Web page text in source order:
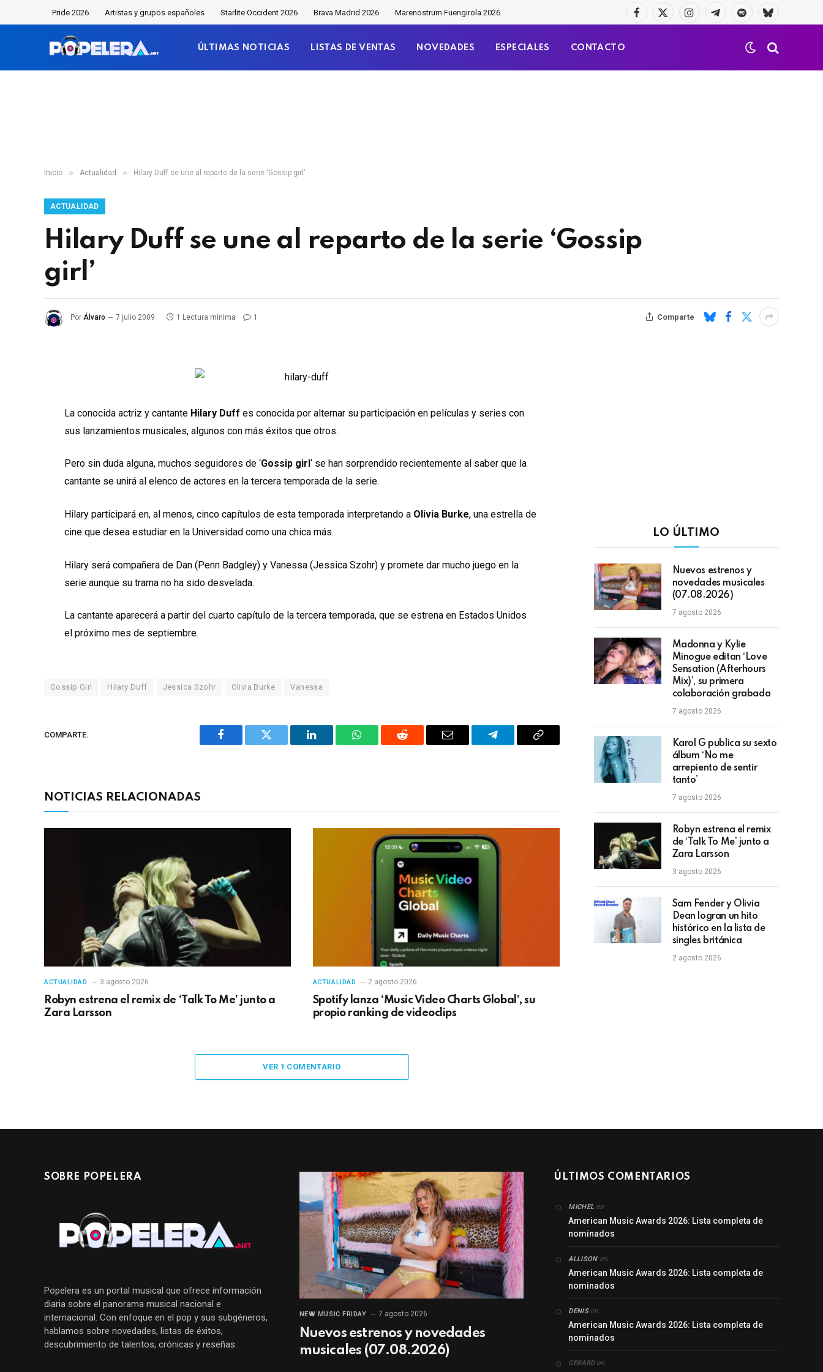
Pride 2026 Artistas y grupos españoles Starlite Occident 2026 Brava Madrid 2026 Marenostrum Fuengirola 2026
Facebook
X
InstagramTelegramaSpotifyBluesky
ÚLTIMAS NOTICIAS LISTAS DE VENTAS NOVEDADES ESPECIALES CONTACTO
Inicio » Actualidad » Hilary Duff se une al reparto de la serie ‘Gossip girl’
ACTUALIDAD
Hilary Duff se une al reparto de la serie ‘Gossip
girl’
Por Álvaro 7 julio 2009 1 Lectura mínima 1 Comparte
La conocida actriz y cantante Hilary Duffes conocida por alternar su participación en películas y series con
sus lanzamientos musicales, algunos con más éxitos que otros.
Pero sin duda alguna, muchos seguidores de ‘Gossip girl‘ se han sorprendido recientemente al saber que la
cantante se unirá al elenco de actores en la tercera temporada de la serie.
Hilary participará en, al menos, cinco capítulos de esta temporada interpretando a Olivia Burke, una estrella de
cine que desea estudiar en la Universidad como una chica más.
Hilary será compañera de Dan (Penn Badgley) y Vanessa (Jessica Szohr) y promete dar mucho juego en la
serie aunque su trama no ha sido desvelada.
La cantante aparecerá a partir del cuarto capítulo de la tercera temporada, que se estrena en Estados Unidos
el próximo mes de septiembre.
Gossip Girl Hilary Duff Jessica Szohr Olivia Burke Vanessa
COMPARTE.
Facebook Twitter LinkedIn WhatsAppReddit
Correo
TelegramaCopiar
NOTICIAS RELACIONADAS
ACTUALIDAD 3 agosto 2026
Robyn estrena el remix de ‘Talk To Me’ junto a
Zara Larsson
ACTUALIDAD 2 agosto 2026
Spotify lanza ‘Music Video Charts Global’, su
propio ranking de videoclips
VER 1 COMENTARIO
LO ÚLTIMO
Nuevos estrenos y
novedades musicales
(07.08.2026)
7 agosto 2026
Madonna y Kylie
Minogue editan ‘Love
Sensation (Afterhours
Mix)’, su primera
colaboración grabada
7 agosto 2026
Karol G publica su sexto
álbum ‘No me
arrepiento de sentir
tanto’
7 agosto 2026
Robyn estrena el remix
de ‘Talk To Me’ junto a
Zara Larsson
3 agosto 2026
Sam Fender y Olivia
Dean logran un hito
histórico en la lista de
singles británica
2 agosto 2026
SOBRE POPELERA
Popelera es un portal musical que ofrece información
diaria sobre el panorama musical nacional e
internacional. Con enfoque en el pop y sus subgéneros,
hablamos sobre novedades, listas de éxitos,
descubrimiento de talentos, crónicas y reseñas.
NEW MUSIC FRIDAY 7 agosto 2026
Nuevos estrenos y novedades
musicales (07.08.2026)
ÚLTIMOS COMENTARIOS
MICHEL en
American Music Awards 2026: Lista completa de
nominados
ALLISONen
American Music Awards 2026: Lista completa de
nominados
DENISen
American Music Awards 2026: Lista completa de
nominados
GERARDen